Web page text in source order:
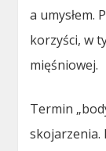
a umysłem.
korzyści, w
mięśniowej.
Termin
skojarzenia.